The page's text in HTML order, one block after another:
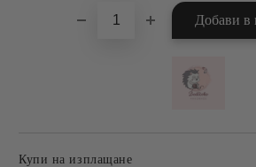
Купи на изплащане